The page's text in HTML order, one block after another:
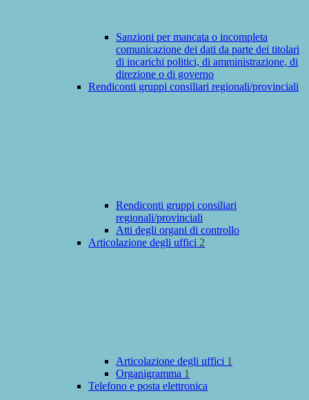
Sanzioni per mancata o incompleta
comunicazione dei dati da parte dei titolari
di incarichi politici, di amministrazione, di
direzione o di governo
Rendiconti gruppi consiliari regionali/provinciali
Rendiconti gruppi consiliari
regionali/provinciali
Atti degli organi di controllo
Articolazione degli uffici 2
Articolazione degli uffici 1
Organigramma 1
Telefono e posta elettronica